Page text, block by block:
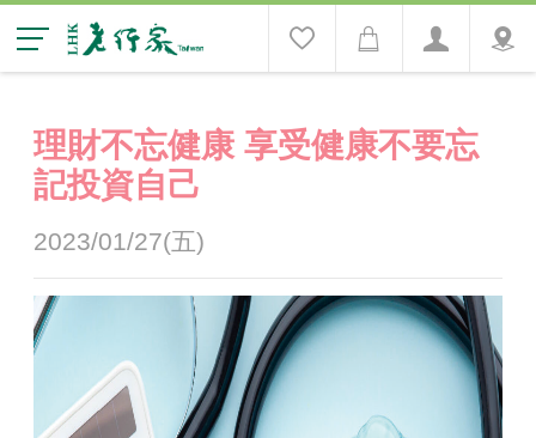
理財不忘健康 享受健康不要忘
記投資自己
2023/01/27(五)